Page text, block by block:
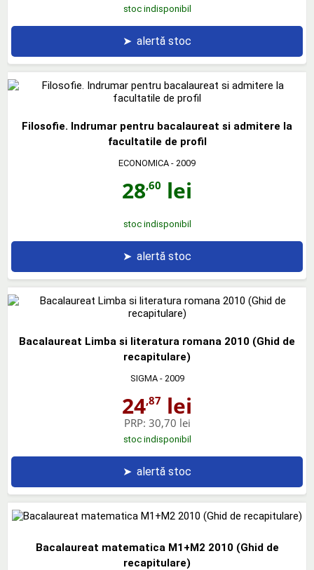
stoc indisponibil
➤ alertă stoc
Filosofie. Indrumar pentru bacalaureat si admitere la
facultatile de profil
ECONOMICA - 2009
28,60 lei
stoc indisponibil
➤ alertă stoc
Bacalaureat Limba si literatura romana 2010 (Ghid de
recapitulare)
SIGMA- 2009
24,87 lei
PRP: 30,70 lei
stoc indisponibil
➤ alertă stoc
Bacalaureat matematica M1+M2 2010 (Ghid de
recapitulare)